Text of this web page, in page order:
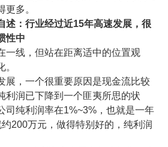
多。
述：行业经过近15年高速发展，很
性中
一线，但站在距离适中的位置观
展，一个很重要原因是现金流比较
利润已下降到一个匪夷所思的状
司纯利润率在1%~3%，也就是一年
200万元，做得特别好的，纯利润